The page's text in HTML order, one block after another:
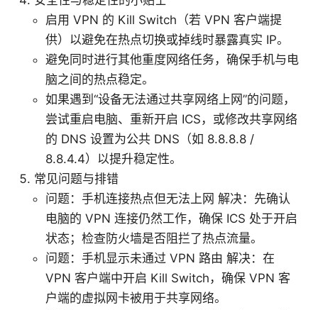
启用 VPN 的 Kill Switch（若 VPN 客户端提
供）以避免在热点切换或掉线时暴露真实 IP。
避免同时进行其他重度网络任务，确保手机与电
脑之间的热点稳定。
如果遇到“设备无法通过共享网络上网”的问题，
尝试重启电脑、重新开启 ICS，或修改共享网络
的 DNS 设置为公共 DNS（如 8.8.8.8 /
8.8.4.4）以提升稳定性。
常见问题与排错
问题：手机连接热点但无法上网 解决：先确认
电脑的 VPN 连接仍然工作，确保 ICS 处于开启
状态；检查防火墙是否阻拦了热点流量。
问题：手机显示未通过 VPN 路由 解决：在
VPN 客户端中开启 Kill Switch，确保 VPN 客
户端的虚拟网卡被用于共享网络。